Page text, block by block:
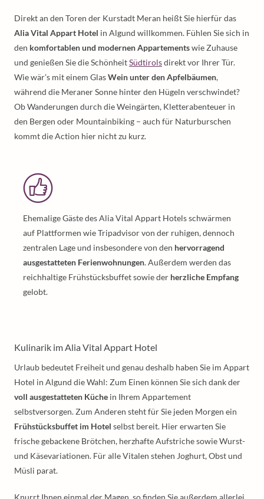
Direkt an den Toren der Kurstadt Meran heißt Sie hierfür das
Alia Vital Appart Hotel in Algund willkommen. Fühlen Sie sich in
den komfortablen und modernen Appartementswie Zuhause
und genießen Sie die SchönheitSüdtirolsdirekt vor Ihrer Tür.
Wie wär’s mit einem GlasWein unter den Apfelbäumen,
während die Meraner Sonne hinter den Hügeln verschwindet?
Ob Wanderungen durch die Weingärten, Kletterabenteuer in
den Bergen oder Mountainbiking – auch für Naturburschen
kommt die Action hier nicht zu kurz.
Ehemalige Gäste des Alia Vital Appart Hotels schwärmen
auf Plattformen wie Tripadvisor von der ruhigen, dennoch
zentralen Lage und insbesondere von den hervorragend
ausgestatteten Ferienwohnungen. Außerdem werden das
reichhaltige Frühstücksbuffet sowie der herzliche Empfang
gelobt.
Kulinarik im Alia Vital Appart Hotel
Urlaub bedeutet Freiheit und genau deshalb haben Sie im Appart
Hotel in Algund die Wahl: Zum Einen können Sie sich dank der
voll ausgestatteten Küche in Ihrem Appartement
selbstversorgen. Zum Anderen steht für Sie jeden Morgen ein
Frühstücksbuffet im Hotel selbst bereit. Hier erwarten Sie
frische gebackene Brötchen, herzhafte Aufstriche sowie Wurst-
und Käsevariationen. Für alle Vitalen stehen Joghurt, Obst und
Müsli parat.
Knurrt Ihnen einmal der Magen, so finden Sie außerdem allerlei